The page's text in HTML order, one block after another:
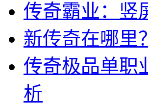
传奇霸业：竖
新传奇在哪里
传奇极品单职
析